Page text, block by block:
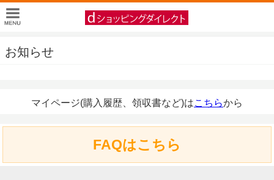
お知らせ
マイページ(購入履歴、領収書など)はこちらから
FAQはこちら